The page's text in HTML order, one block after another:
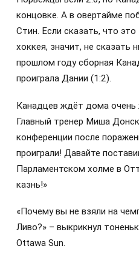
концовке. А в овертайме
Стин. Если сказать, что
хоккея, значит, не сказать
прошлом году сборная
проиграла Дании (1:2).
Канадцев ждёт дома очень
Главный тренер Миша
конференции после
проиграли! Давайте
Парламентском холме в
казнь!»
«Почему вы не взяли на
Ливо?» – выкрикнул
Ottawa Sun.